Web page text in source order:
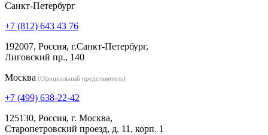
Санкт-Петербург
+7 (812) 643 43 76
192007, Россия, г.Санкт-Петербург,
Лиговский пр., 140
Москва (Официальный представитель)
+7 (499) 638-22-42
125130, Россия, г. Москва,
Старопетровский проезд, д. 11, корп. 1